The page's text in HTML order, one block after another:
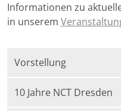
Informationen zu
in unserem
Vorstellung
10 Jahre NCT Dresden